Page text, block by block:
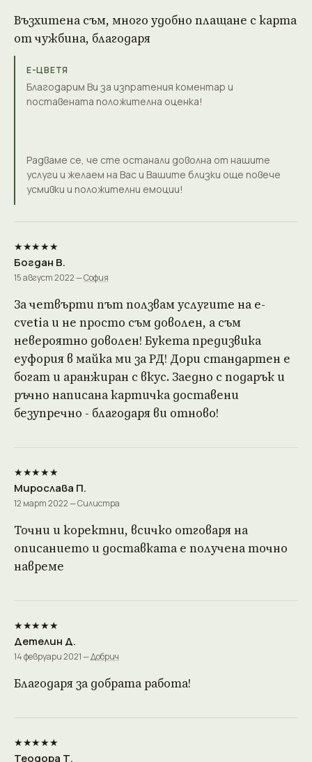
Възхитена съм, много удобно плащане с карта
от чужбина, благодаря
Е-ЦВЕТЯ
Благодарим Ви за изпратения коментар и
поставената положителна оценка!
Радваме се, че сте останали доволна от нашите
услуги и желаем на Вас и Вашите близки още повече
усмивки и положителни емоции!
★★★★★
Богдан В.
15 август 2022 —София
За четвърти път ползвам услугите на e-
cvetia и не просто съм доволен, а съм
невероятно доволен! Букета предизвика
еуфория в майка ми за РД! Дори стандартен е
богат и аранжиран с вкус. Заедно с подарък и
ръчно написана картичка доставени
безупречно - благодаря ви отново!
★★★★★
Мирослава П.
12 март 2022 — Силистра
Точни и коректни, всичко отговаря на
описанието и доставката е получена точно
навреме
★★★★★
Детелин Д.
14 февруари 2021 —Добрич
Благодаря за добрата работа!
★★★★★
Теодора Т.